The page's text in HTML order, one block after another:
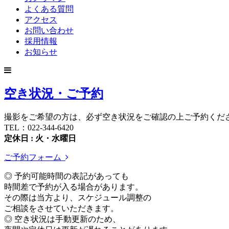
よくある質問
アクセス
お問い合わせ
採用情報
お知らせ
空き状況・ご予約
撮影をご希望の方は、必ず空き状況をご確認の上ご予約くだ
TEL：022-344-6420
定休日 : 火・水曜日
ご予約フォーム
◎ 予約可能時間の表記があっても
時間差で予約が入る場合があります。
その際は当方より、スケジュール調整の
ご相談をさせていただきます。
◎ 空き状況は手動更新のため、